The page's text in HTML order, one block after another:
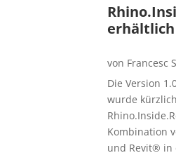
erhältlich
von Francesc
Die Version
wurde
Kombination
und Revit® in